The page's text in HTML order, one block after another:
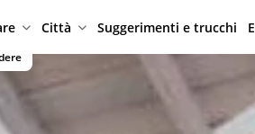
Città Suggerimenti e trucchi